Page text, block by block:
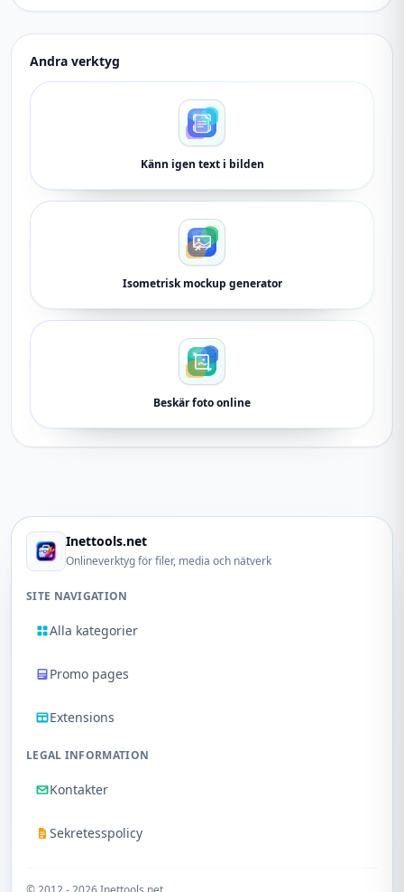
Andra verktyg
Känn igen text i bilden
Isometrisk mockup generator
Beskär foto online
Inettools.net
Onlineverktyg för filer, media och nätverk
SITE NAVIGATION
Alla kategorier
Promo pages
Extensions
LEGAL INFORMATION
Kontakter
Sekretesspolicy